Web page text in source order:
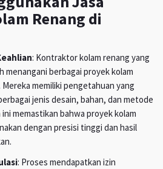
Renang di
: Kontraktor kolam renang yang
menangani berbagai proyek kolam
memiliki pengetahuan yang
jenis desain, bahan, dan metode
memastikan bahwa proyek kolam
dengan presisi tinggi dan hasil
: Proses mendapatkan izin